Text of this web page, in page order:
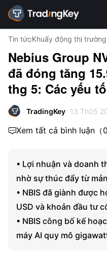
Tin tứcKhuấy động thị trường
Nebius Group
đã đóng tăng
thg 5: Các yếu
TradingKey 13 Th05
Xem tất cả bình luận （0
• Lợi nhuận và doanh
nhờ sự thúc đẩy từ
• NBIS đã giành được
USD và khoản đầu tư
• NBIS công bố kế
máy AI quy mô